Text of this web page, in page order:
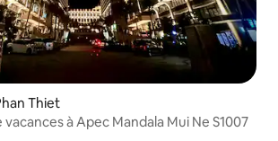
Thiet
à Apec Mandala Mui Ne S1007